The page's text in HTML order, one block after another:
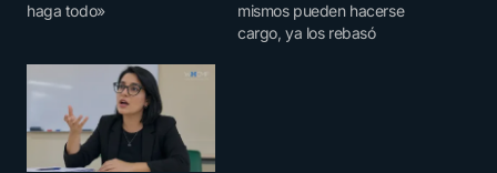
haga todo»
mismos pueden hacerse
cargo, ya los rebasó